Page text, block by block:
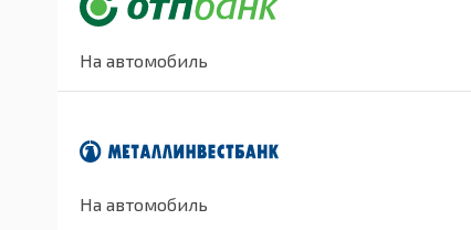
На автомобиль
На автомобиль